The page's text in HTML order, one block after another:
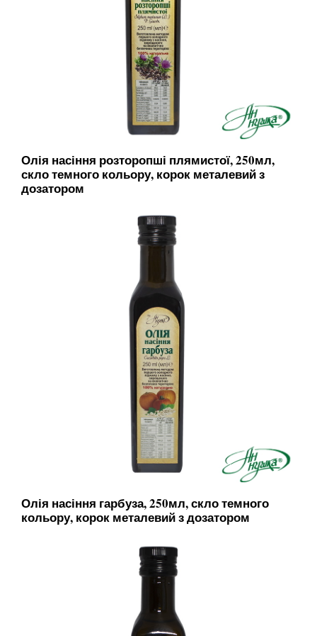
Олія насіння розторопші плямистої, 250мл,
скло темного кольору, корок металевий з
дозатором
Олія насіння гарбуза, 250мл, скло темного
кольору, корок металевий з дозатором